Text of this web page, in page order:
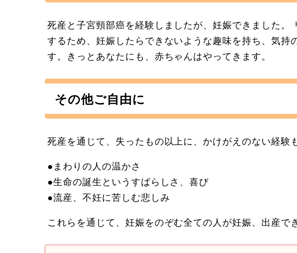
死産と子宮頸部癌を経験しましたが、妊娠できました。
するため、妊娠したらできないような趣味を持ち、気持
す。きっとあなたにも、赤ちゃんはやってきます。
その他ご自由に
死産を通じて、失ったもの以上に、かけがえのない経験
●まわりの人の温かさ
●生命の誕生というすばらしさ、喜び
●流産、不妊に苦しむ悲しみ
これらを通じて、妊娠をのぞむ全ての人が妊娠、出産で